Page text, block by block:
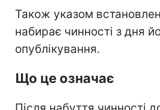
Також указом
набирає чинності з дня
опублікування.
Що це означає